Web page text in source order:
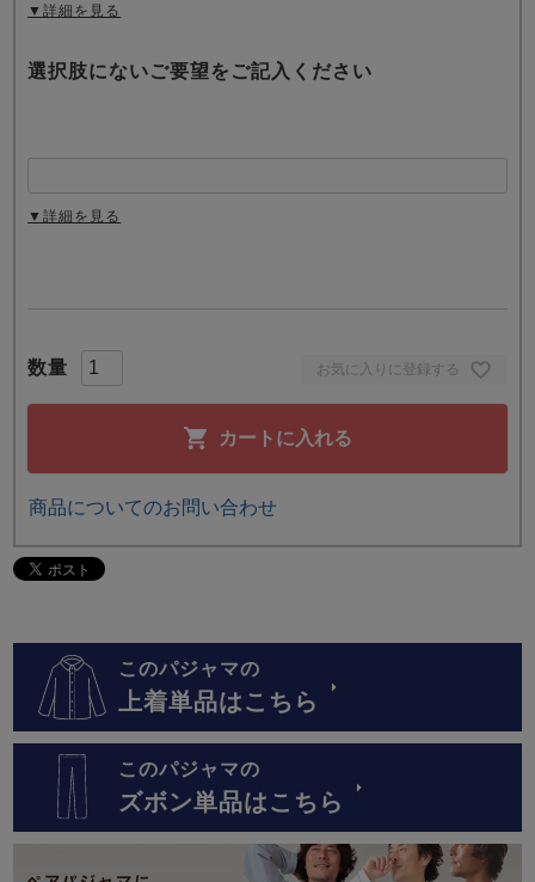
お気に入りに登録する
カートに入れる
▼詳細を見る
選択肢にないご要望をご記入ください
▼詳細を見る
商品についてのお問い合わせ
このパジャマの
上着単品はこちら
このパジャマの
ズボン単品はこちら